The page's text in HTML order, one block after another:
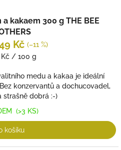
kakaem 300 g THE BEE
Kč (–11 %)
Kč / 100 g
medu a kakaa je ideální
konzervantů a dochucovadel,
strašně dobrá :-)
(>3 KS)
košíku